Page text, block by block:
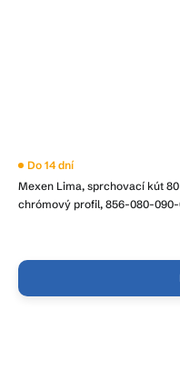
Mexen Lima, sprchovací kút
chrómový profil, 856-080-090-
Priemerné
produktu
je
Do 14 dní